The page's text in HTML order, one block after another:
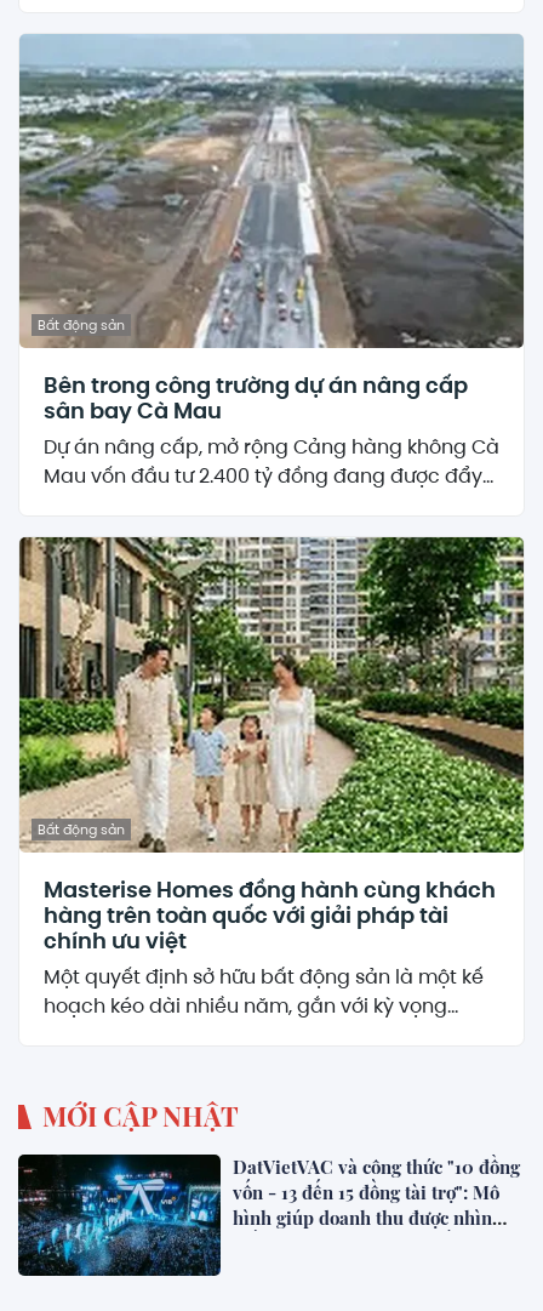
Bất động sản
Bên trong công trường dự án nâng cấp
sân bay Cà Mau
Dự án nâng cấp, mở rộng Cảng hàng không Cà
Mau vốn đầu tư 2.400 tỷ đồng đang được đẩy...
Bất động sản
Masterise Homes đồng hành cùng khách
hàng trên toàn quốc với giải pháp tài
chính ưu việt
Một quyết định sở hữu bất động sản là một kế
hoạch kéo dài nhiều năm, gắn với kỳ vọng...
MỚI CẬP NHẬT
DatVietVAC và công thức "10 đồng
vốn - 13 đến 15 đồng tài trợ": Mô
hình giúp doanh thu được nhìn